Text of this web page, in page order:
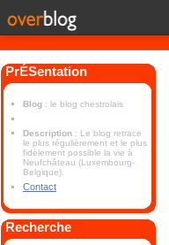
PrÉSentation
Blog : le blog chestrolais
Description : Le blog retrace
le plus régulièrement et le plus
fidèlement possible la vie à
Neufchâteau (Luxembourg-
Belgique).
Contact
Recherche